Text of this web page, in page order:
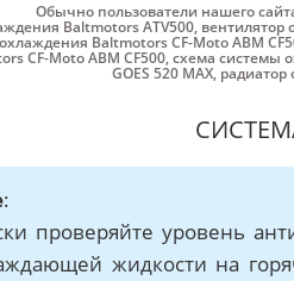
Обычно пользователи нашего
Baltmotors ATV500, вентилятор
Baltmotors CF-Moto ABM
CF-Moto ABM CF500,схема системы
GOES 520 MAX, радиатор
:
проверяйте уровень
жидкости на